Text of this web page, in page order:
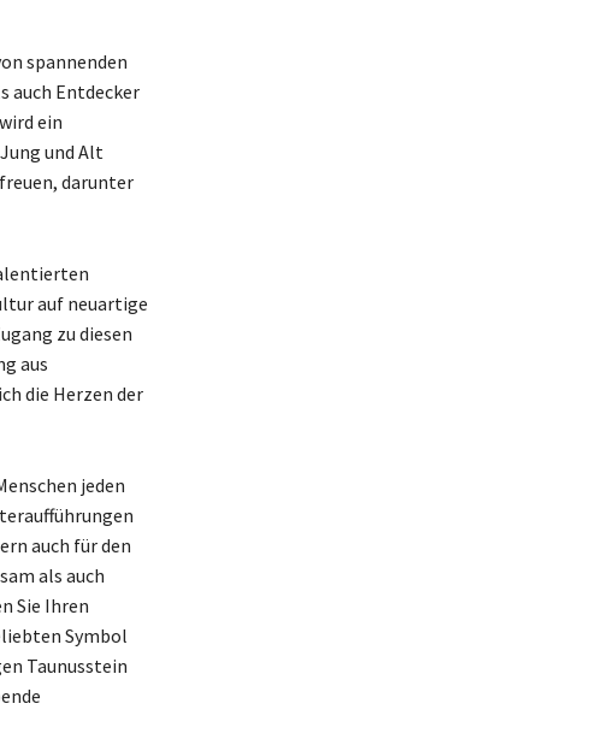
spannenden
auch Entdecker
ein
und Alt
darunter
auf neuartige
zu diesen
aus
die Herzen der
jeden
auch für den
als auch
Sie Ihren
Symbol
Taunusstein